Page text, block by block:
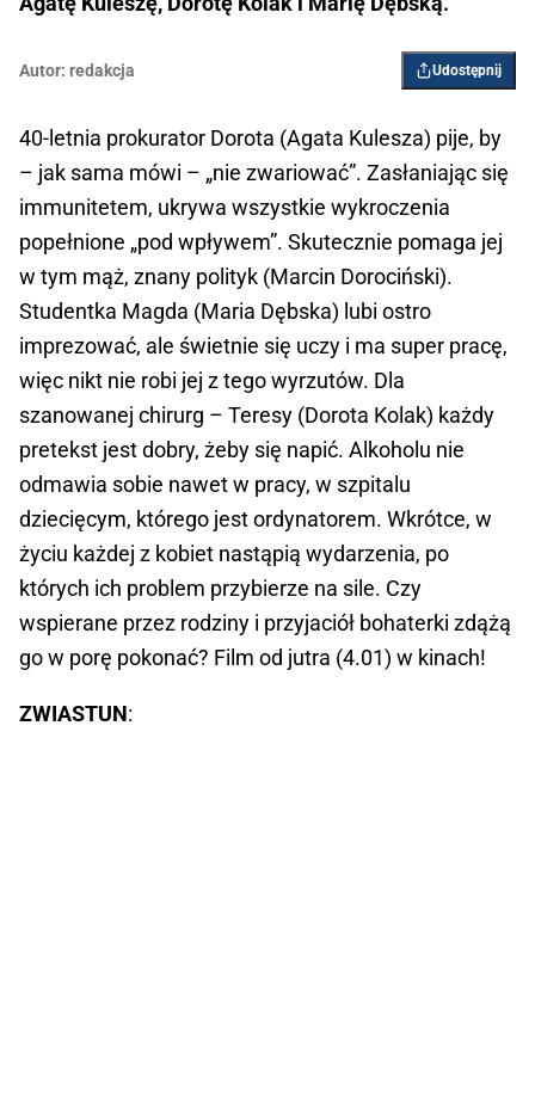
Autor: redakcja Udostępnij
40-letnia prokurator Dorota (Agata Kulesza) pije, by
– jak sama mówi – „nie zwariować”. Zasłaniając się
immunitetem, ukrywa wszystkie wykroczenia
popełnione „pod wpływem”. Skutecznie pomaga jej
w tym mąż, znany polityk (Marcin Dorociński).
Studentka Magda (Maria Dębska) lubi ostro
imprezować, ale świetnie się uczy i ma super pracę,
więc nikt nie robi jej z tego wyrzutów. Dla
szanowanej chirurg – Teresy (Dorota Kolak) każdy
pretekst jest dobry, żeby się napić. Alkoholu nie
odmawia sobie nawet w pracy, w szpitalu
dziecięcym, którego jest ordynatorem. Wkrótce, w
życiu każdej z kobiet nastąpią wydarzenia, po
których ich problem przybierze na sile. Czy
wspierane przez rodziny i przyjaciół bohaterki zdążą
go w porę pokonać? Film od jutra (4.01) w kinach!
ZWIASTUN: